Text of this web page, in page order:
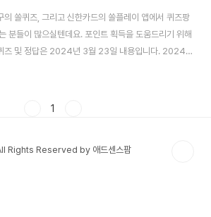
의 쏠퀴즈, 그리고 신한카드의 쏠플레이 앱에서 퀴즈팡
분들이 많으실텐데요. 포인트 획득을 도움드리기 위해
즈 및 정답은 2024년 3월 23일 내용입니다. 2024년
울시 한강 이남 지역 목차 신한 쏠뱅크 쏠야구(쏠퀴즈)
1
Reserved by 애드센스팜